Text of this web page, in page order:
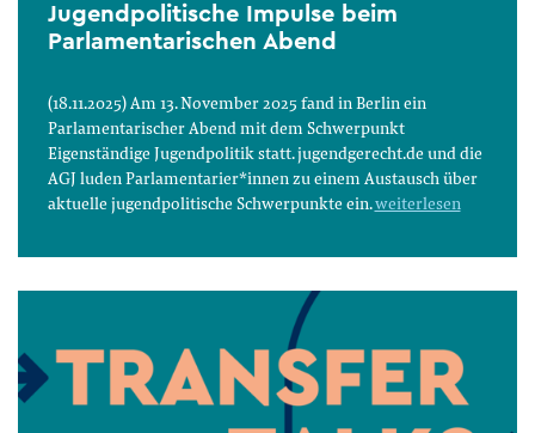
Jugendpolitische Impulse beim
Parlamentarischen Abend
(18.11.2025) Am 13. November 2025 fand in Berlin ein
Parlamentarischer Abend mit dem Schwerpunkt
Eigenständige Jugendpolitik statt. jugendgerecht.de und die
AGJ luden Parlamentarier*innen zu einem Austausch über
aktuelle jugendpolitische Schwerpunkte ein.weiterlesen